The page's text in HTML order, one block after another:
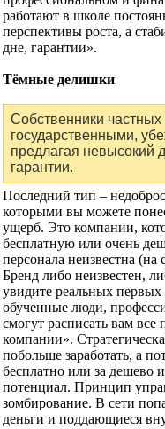
работают в школе
перспективы роста, а
дне, гарантии».
Тёмные делишки
Собственники
государственными,
предлагая невысокий
гарантии.
Последний тип –
которыми вы можете
ущерб. Это компании,
бесплатную или очень
персонала неизвестна (на
Бренд либо неизвестен,
увидите реальных
обученные люди,
смогут расписать вам
компании».
побольше заработать, а
бесплатно или за дешево
потенциал. Принцип
зомбирование. В сети
деньги и поддающиеся